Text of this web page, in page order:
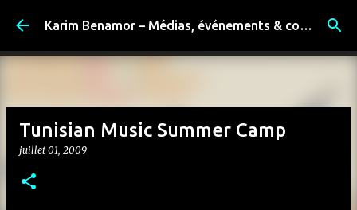
Accéder au contenu principal Karim Benamor – Médias, événements & coulisses
Tunisian Music Summer Camp
juillet 01, 2009